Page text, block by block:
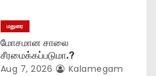
மதுரை
மோசமான சாலை
சீரமைக்கப்படுமா.?
Aug 7, 2026
Kalamegam